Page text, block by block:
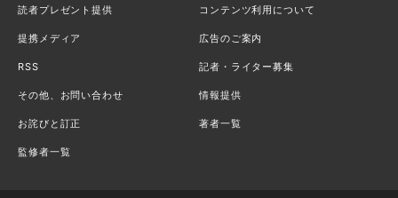
読者プレゼント提供 コンテンツ利用について
提携メディア 広告のご案内
RSS 記者・ライター募集
その他、お問い合わせ 情報提供
お詫びと訂正 著者一覧
監修者一覧